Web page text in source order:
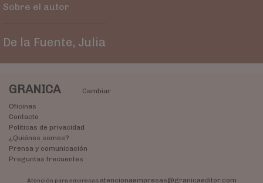
Sobre el autor
De la Fuente, Julia
GRANICA
Cambiar
Oficinas
Contacto
Políticas de privacidad
¿Quiénes somos?
Prensa y comunicación
Preguntas frecuentes
Atención para empresas atencionaempresas@granicaeditor.com